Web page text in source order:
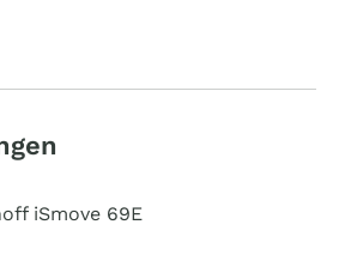
iSmove 69E